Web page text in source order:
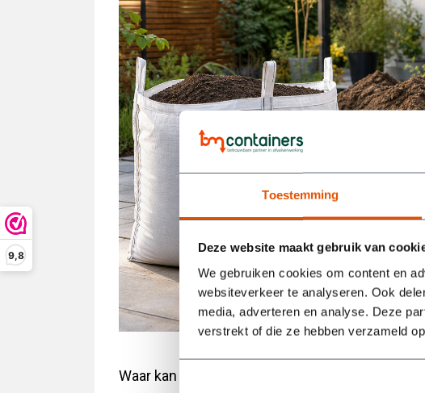
Toestemming
Deze website maakt gebruik van
We gebruiken cookies om content en
websiteverkeer te analyseren. Ook
media, adverteren en analyse. Deze
verstrekt of die ze hebben verzameld
9,8
Waar kan je grond afvoeren?